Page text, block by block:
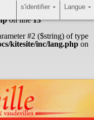
in
on line13
#2 ($string) of type
kitesite/inc/lang.php on
Langue
s'identifier